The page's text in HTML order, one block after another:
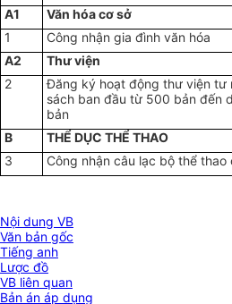
A1
Văn hóa cơ sở
1
Công nhận gia đình văn hóa
A2
Thư viện
2
Đăng ký hoạt động thư viện tư
sách ban đầu từ 500 bản đến
bản
B
THỂ DỤC THỂ THAO
3
Công nhận câu lạc bộ thể thao
Nội dung VB
Văn bản gốc
Tiếng anh
Lược đồ
VB liên quan
Bản án áp dụng